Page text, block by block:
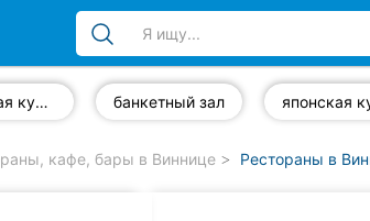
украинская кухня банкетный зал японская
кафе, бары в Виннице Рестораны в